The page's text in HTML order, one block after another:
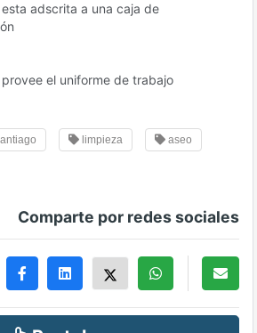
adscrita a una caja de
el uniforme de trabajo
limpieza aseo
Comparte por redes sociales